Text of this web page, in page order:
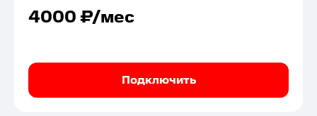
4000₽/мес
Подключить